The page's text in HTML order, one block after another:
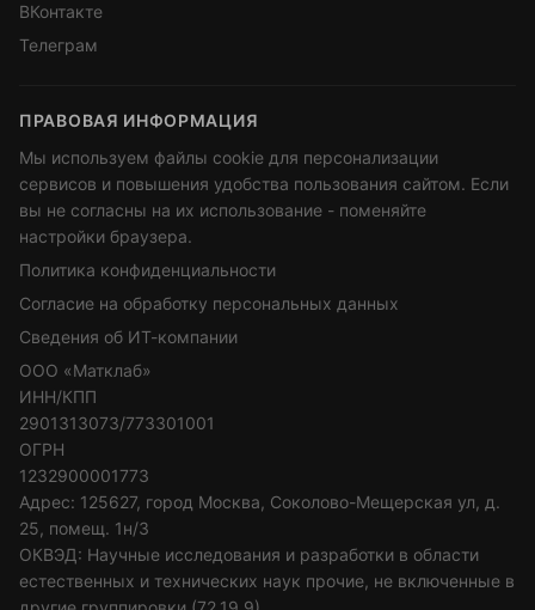
ВКонтакте
Телеграм
ПРАВОВАЯ ИНФОРМАЦИЯ
Мы используем файлы cookie для персонализации
сервисов и повышения удобства пользования сайтом. Если
вы не согласны на их использование - поменяйте
настройки браузера.
Политика конфиденциальности
Согласие на обработку персональных данных
Сведения об ИТ-компании
ООО «Матклаб»
ИНН/КПП
2901313073/773301001
ОГРН
1232900001773
Адрес: 125627, город Москва, Соколово-Мещерская ул, д.
25, помещ. 1н/3
ОКВЭД: Научные исследования и разработки в области
естественных и технических наук прочие, не включенные в